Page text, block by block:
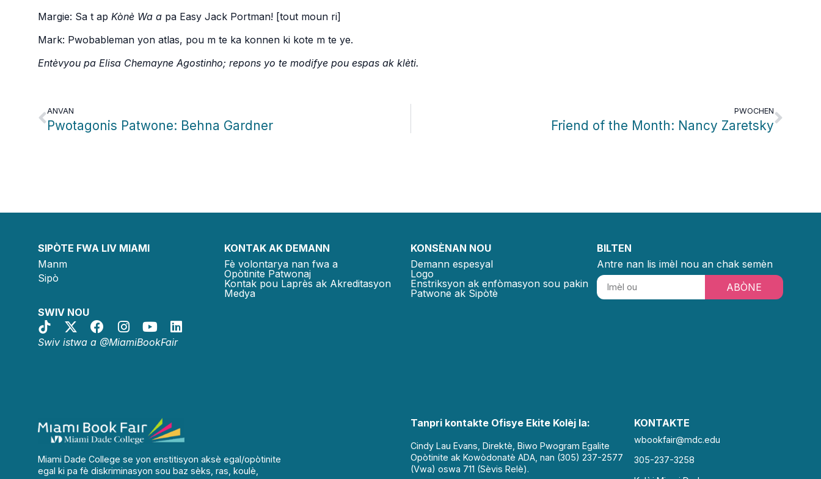
Margie: Sa t ap Kònè Wa a pa Easy Jack Portman! [tout moun ri]
Mark: Pwobableman yon atlas, pou m te ka konnen ki kote m te ye.
Entèvyou pa Elisa Chemayne Agostinho; repons yo te modifye pou espas ak klèti.
ANVAN
Pwotagonis Patwone: Behna Gardner
PWOCHEN
Friend of the Month: Nancy Zaretsky
SIPÒTE FWA LIV MIAMI
Manm
Sipò
SWIV NOU
Swiv istwa a @MiamiBookFair
KONTAK AK DEMANN
Fè volontarya nan fwa a
Opòtinite Patwonaj
Kontak pou Laprès ak Akreditasyon
Medya
KONSÈNAN NOU
Demann espesyal
Logo
Enstriksyon ak enfòmasyon sou pakin
Patwone ak Sipòtè
BILTEN
Antre nan lis imèl nou an chak semèn
ABÒNE
Miami Dade College se yon enstitisyon aksè egal/opòtinite
egal ki pa fè diskriminasyon sou baz sèks, ras, koulè,
Tanpri kontakte Ofisye Ekite Kolèj la:
Cindy Lau Evans, Direktè, Biwo Pwogram Egalite
Opòtinite ak Kowòdonatè ADA, nan (305) 237-2577
(Vwa) oswa 711 (Sèvis Relè).
KONTAKTE
wbookfair@mdc.edu
305-237-3258